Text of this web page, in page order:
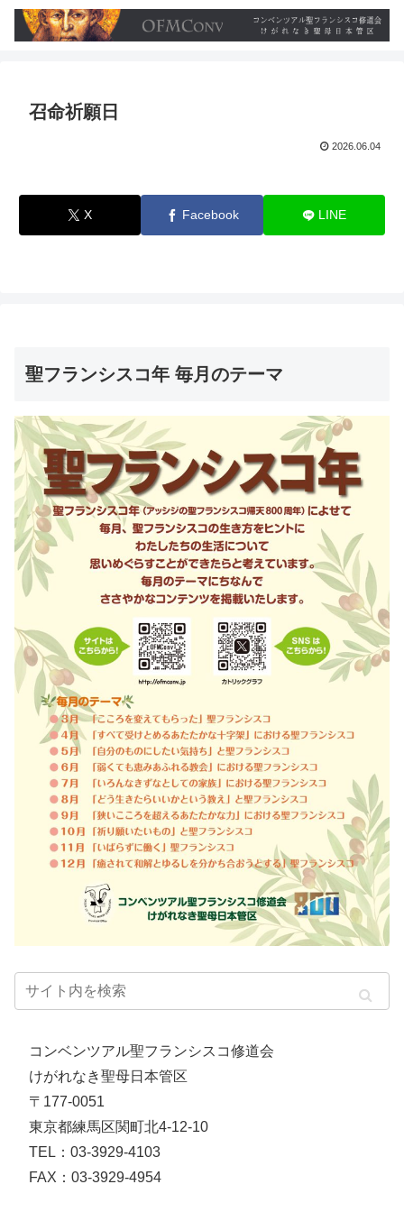
召命祈願日
2026.06.04
X Facebook LINE
聖フランシスコ年 毎月のテーマ
コンベンツアル聖フランシスコ修道会
けがれなき聖母日本管区
〒177-0051
東京都練馬区関町北4-12-10
TEL：03-3929-4103
FAX：03-3929-4954